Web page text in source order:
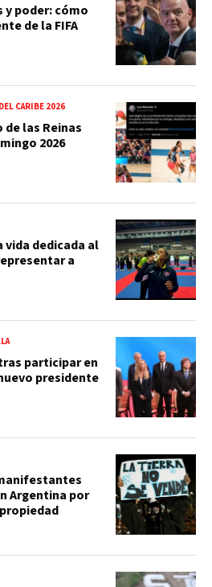
poder: cómo
de la FIFA
CARIBE 2026
las Reinas
2026
vida dedicada al
a
participar en
presidente
Argentina por